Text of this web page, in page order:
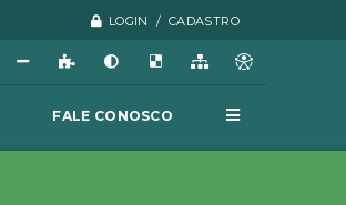
LOGIN / CADASTRO
FALE CONOSCO